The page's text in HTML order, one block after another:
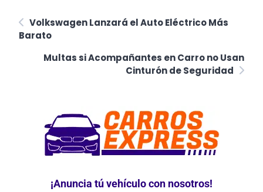
Volkswagen Lanzará el Auto Eléctrico Más
Barato
Multas si Acompañantes en Carro no Usan
Cinturón de Seguridad
¡Anuncia tú vehículo con nosotros!